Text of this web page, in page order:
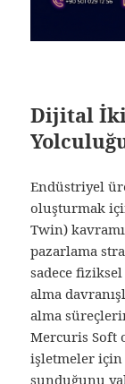
Dijital
Endüstriyel
oluşturmak
Twin)
pazarlama
sadece
alma
alma
Mercuris Soft
işletmeler
sunduğunu